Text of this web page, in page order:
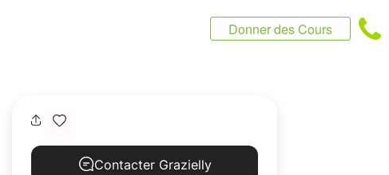
Donner des Cours
Contacter Grazielly